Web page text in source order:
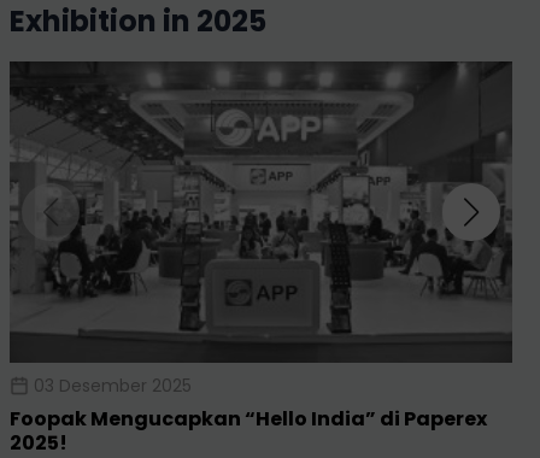
exhibition in 2025
03 Desember 2025
Foopak Mengucapkan “Hello India” di Paperex
2025!